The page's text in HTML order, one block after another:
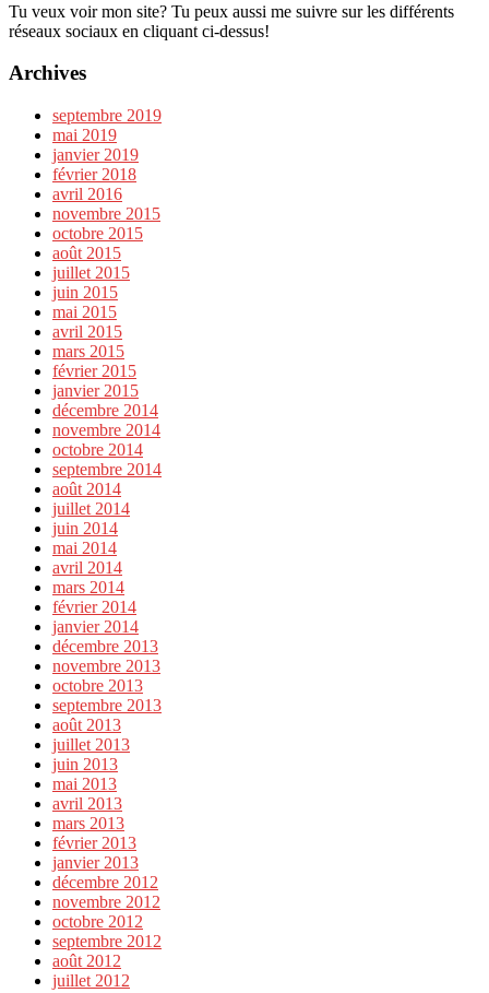
Tu veux voir mon site? Tu peux aussi me suivre sur les différents
réseaux sociaux en cliquant ci-dessus!
Archives
septembre 2019
mai 2019
janvier 2019
février 2018
avril 2016
novembre 2015
octobre 2015
août 2015
juillet 2015
juin 2015
mai 2015
avril 2015
mars 2015
février 2015
janvier 2015
décembre 2014
novembre 2014
octobre 2014
septembre 2014
août 2014
juillet 2014
juin 2014
mai 2014
avril 2014
mars 2014
février 2014
janvier 2014
décembre 2013
novembre 2013
octobre 2013
septembre 2013
août 2013
juillet 2013
juin 2013
mai 2013
avril 2013
mars 2013
février 2013
janvier 2013
décembre 2012
novembre 2012
octobre 2012
septembre 2012
août 2012
juillet 2012